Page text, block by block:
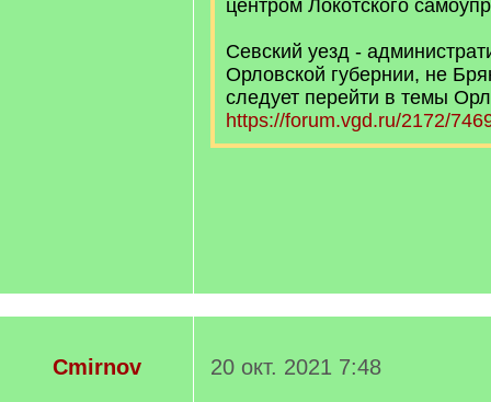
центром Локотского
Севский уезд -
Орловской губернии, не
следует перейти в темы
https://forum.vgd.ru/2172/
Cmirnov
20 окт. 2021 7:48